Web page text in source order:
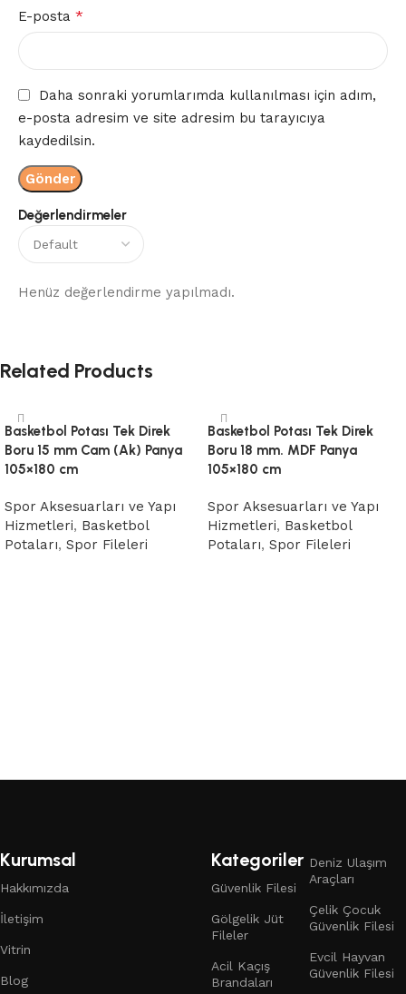
Değerlendirmeler
Henüz değerlendirme yapılmadı.
E-posta *
Daha sonraki yorumlarımda kullanılması için adım,
e-posta adresim ve site adresim bu tarayıcıya
kaydedilsin.
Related Products
Basketbol Potası Tek Direk
Boru 15 mm Cam (Ak) Panya
105×180 cm
Spor Aksesuarları ve Yapı
Hizmetleri, Basketbol
Potaları, Spor Fileleri
Basketbol Potası Tek Direk
Boru 18 mm. MDF Panya
105×180 cm
Spor Aksesuarları ve Yapı
Hizmetleri, Basketbol
Potaları, Spor Fileleri
Kurumsal
Hakkımızda
İletişim
Vitrin
Blog
Kategoriler
Güvenlik Filesi
Gölgelik Jüt
Fileler
Acil Kaçış
Brandaları
Deniz Ulaşım
Araçları
Çelik Çocuk
Güvenlik Filesi
Evcil Hayvan
Güvenlik Filesi